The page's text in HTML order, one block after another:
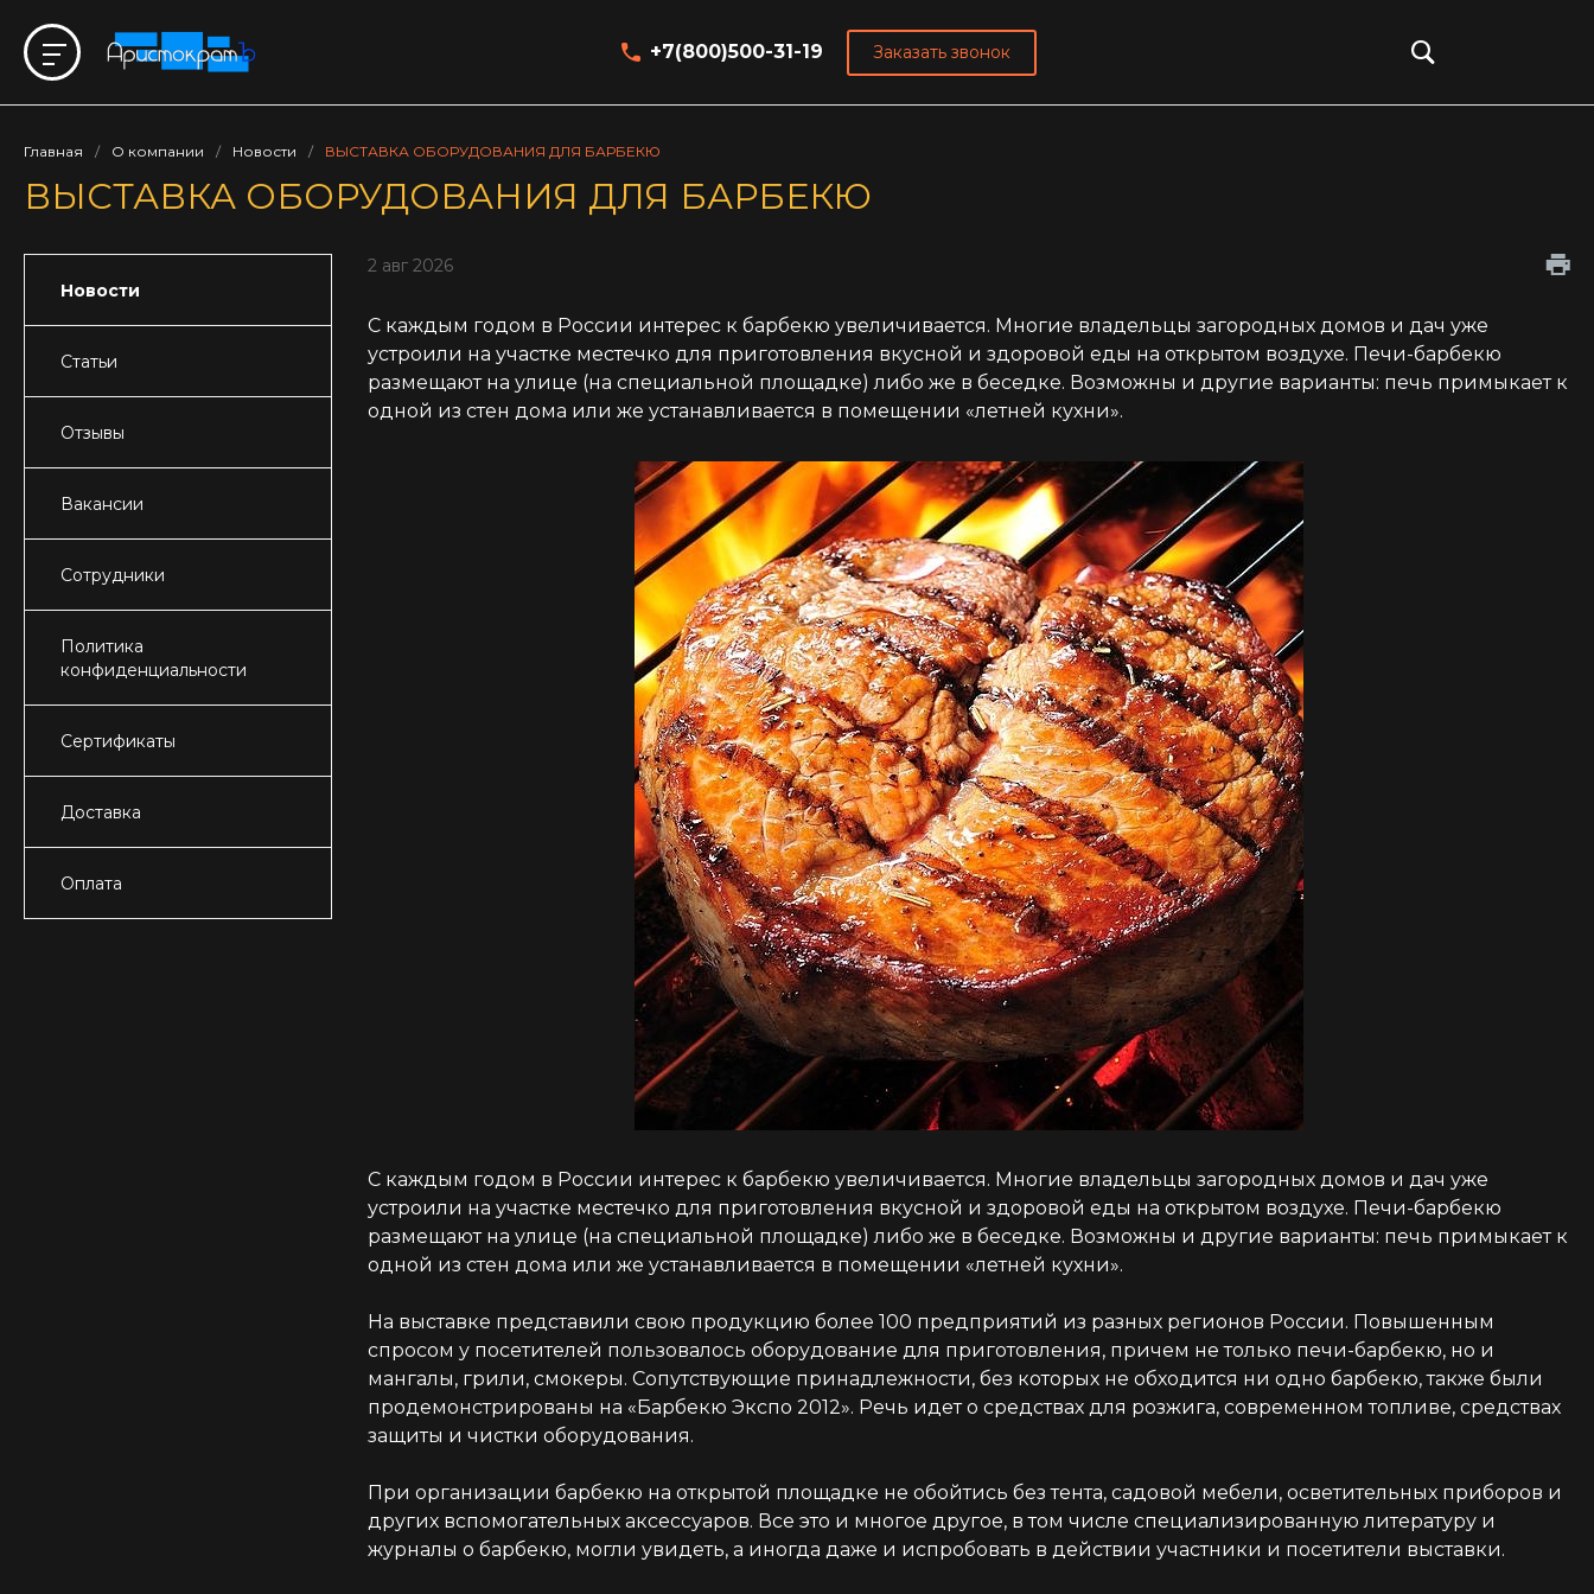
+7(800)500-31-19 Заказать звонок
Главная / О компании / Новости / ВЫСТАВКА ОБОРУДОВАНИЯ ДЛЯ БАРБЕКЮ
ВЫСТАВКА ОБОРУДОВАНИЯ ДЛЯ БАРБЕКЮ
Новости
Статьи
Отзывы
Вакансии
Сотрудники
Политика
конфиденциальности
Сертификаты
Доставка
Оплата
2 авг 2026
С каждым годом в России интерес к барбекю увеличивается. Многие владельцы загородных домов и дач уже
устроили на участке местечко для приготовления вкусной и здоровой еды на открытом воздухе. Печи-барбекю
размещают на улице (на специальной площадке) либо же в беседке. Возможны и другие варианты: печь примыкает к
одной из стен дома или же устанавливается в помещении «летней кухни».
С каждым годом в России интерес к барбекю увеличивается. Многие владельцы загородных домов и дач уже
устроили на участке местечко для приготовления вкусной и здоровой еды на открытом воздухе. Печи-барбекю
размещают на улице (на специальной площадке) либо же в беседке. Возможны и другие варианты: печь примыкает к
одной из стен дома или же устанавливается в помещении «летней кухни».
На выставке представили свою продукцию более 100 предприятий из разных регионов России. Повышенным
спросом у посетителей пользовалось оборудование для приготовления, причем не только печи-барбекю, но и
мангалы, грили, смокеры. Сопутствующие принадлежности, без которых не обходится ни одно барбекю, также были
продемонстрированы на «Барбекю Экспо 2012». Речь идет о средствах для розжига, современном топливе, средствах
защиты и чистки оборудования.
При организации барбекю на открытой площадке не обойтись без тента, садовой мебели, осветительных приборов и
других вспомогательных аксессуаров. Все это и многое другое, в том числе специализированную литературу и
журналы о барбекю, могли увидеть, а иногда даже и испробовать в действии участники и посетители выставки.